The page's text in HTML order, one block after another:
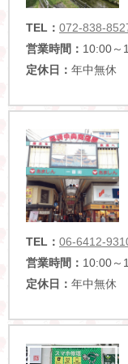
TEL： 072-838-
営業時間： 10:00～
定休日： 年中無休
TEL： 06-6412-
営業時間： 10:00～
定休日： 年中無休